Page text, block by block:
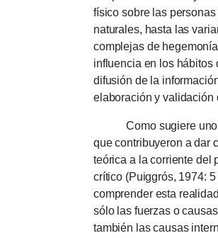
físico sobre las
naturales, hasta las
complejas de
influencia en los hábitos
difusión de la
elaboración y validación
Como sugiere uno
que contribuyeron a dar
teórica a la corriente del
crítico (Puiggrós, 1974: 5
comprender esta
sólo las fuerzas o
también las causas